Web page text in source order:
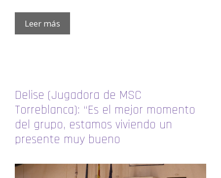
Leer más
Delise (Jugadora de MSC
Torreblanca): “Es el mejor momento
del grupo, estamos viviendo un
presente muy bueno